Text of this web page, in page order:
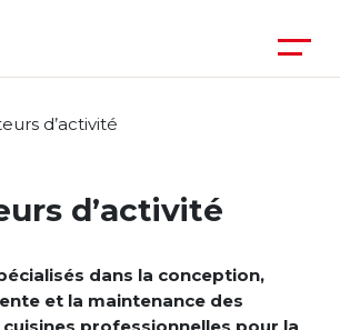
d’activité
d’activité
dans la conception,
et la maintenance des